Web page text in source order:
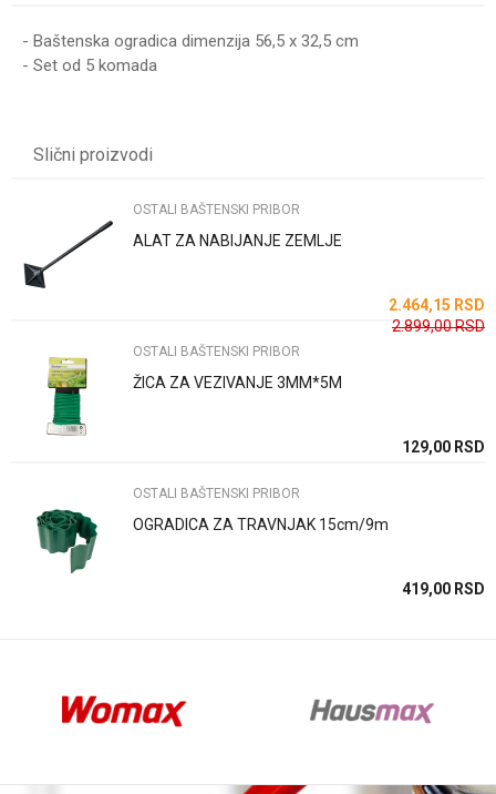
- Baštenska ogradica dimenzija 56,5 x 32,5 cm
- Set od 5 komada
Težina specifikacija
GARTENMAX
Poruka
Anti-spam zaštita - izračunajte koliko je 4 + 1 :
POŠALJI
Slični proizvodi
OSTALI BAŠTENSKI PRIBOR
ALAT ZA NABIJANJE ZEMLJE
2.464,15 RSD
2.899,00RSD
OSTALI BAŠTENSKI PRIBOR
ŽICA ZA VEZIVANJE 3MM*5M
129,00 RSD
OSTALI BAŠTENSKI PRIBOR
OGRADICA ZA TRAVNJAK 15cm/9m
419,00 RSD